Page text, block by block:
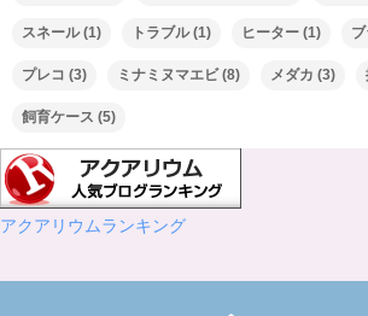
スネール(1) トラブル(1) ヒーター (1)
プレコ (3) ミナミヌマエビ(8) メダカ (3)
飼育ケース (5)
アクアリウムランキング